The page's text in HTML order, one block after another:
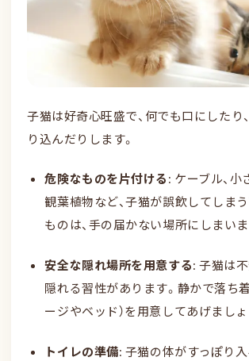
子猫は好奇心旺盛で、何でも口にしたり
り込んだりします。
危険なものを片付ける: ケーブル、小
観葉植物など、子猫が誤飲してしま
ものは、手の届かない場所にしまいま
安全な隠れ場所を用意する: 子猫は
隠れる習性があります。静かで落ち
ージやベッド）を用意してあげましょ
トイレの準備: 子猫の体がすっぽり